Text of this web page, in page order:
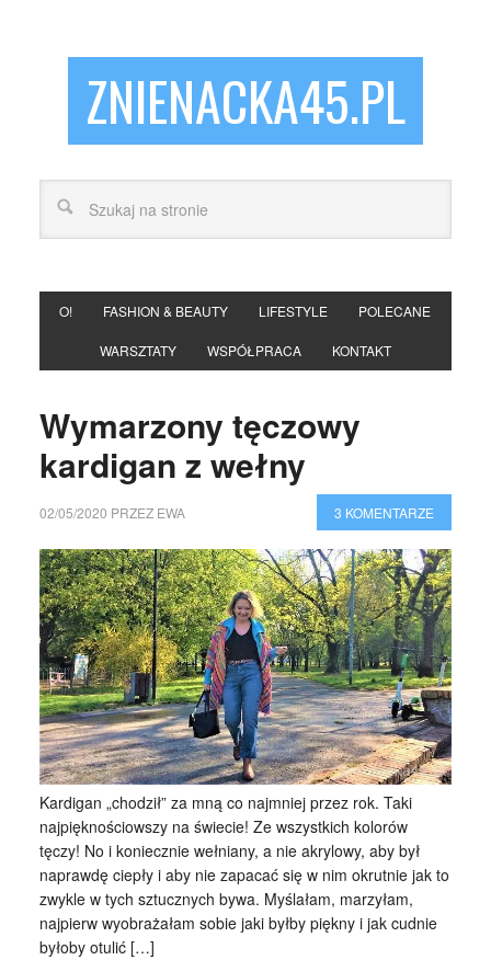
ZNIENACKA45.PL
O! FASHION & BEAUTY LIFESTYLE POLECANE
WARSZTATY WSPÓŁPRACA KONTAKT
Wymarzony tęczowy
kardigan z wełny
02/05/2020 PRZEZ EWA 3 KOMENTARZE
Kardigan „chodził” za mną co najmniej przez rok. Taki
najpięknościowszy na świecie! Ze wszystkich kolorów
tęczy! No i koniecznie wełniany, a nie akrylowy, aby był
naprawdę ciepły i aby nie zapacać się w nim okrutnie jak to
zwykle w tych sztucznych bywa. Myślałam, marzyłam,
najpierw wyobrażałam sobie jaki byłby piękny i jak cudnie
byłoby otulić […]